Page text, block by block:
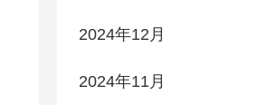
2024年12月
2024年11月